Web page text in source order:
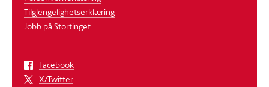
Tilgjengelighetserklæring
Jobb på Stortinget
Facebook
X/Twitter